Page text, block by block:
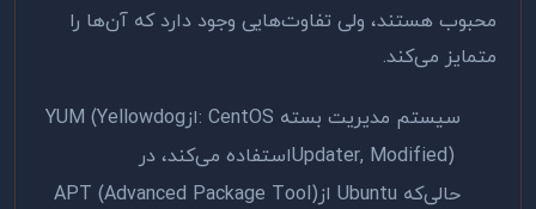
محبوب هستند، ولی تفاوت‌هایی وجود دارد که آن‌ها را
متمایز می‌کند.
سیستم مدیریت بسته : CentOSازYUM (Yellowdog
Updater, Modified)استفاده می‌کند، در
حالی‌که Ubuntu ازAPT (Advanced Package Tool)